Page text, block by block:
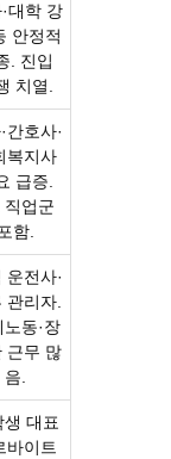
대학 강
안정적
. 진입
치열.
간호사·
복지사
급증.
직업군
함.
운전사·
관리자.
노동·장
근무 많
음.
생 대표
바이트